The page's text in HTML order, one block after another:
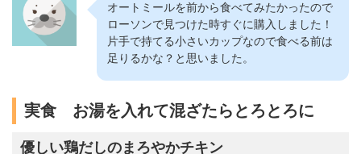
オートミールを前から食べてみたかったので
ローソンで見つけた時すぐに購入しました！
片手で持てる小さいカップなので食べる前は
足りるかな？と思いました。
実食 お湯を入れて混ざたらとろとろに
優しい鶏だしのまろやかチキン